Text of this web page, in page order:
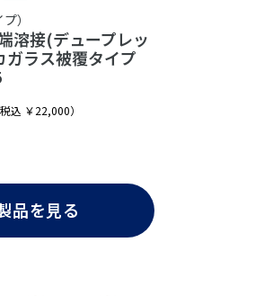
）
溶接(デュープレッ
ガラス被覆タイプ
税込 ￥22,000）
品を見る